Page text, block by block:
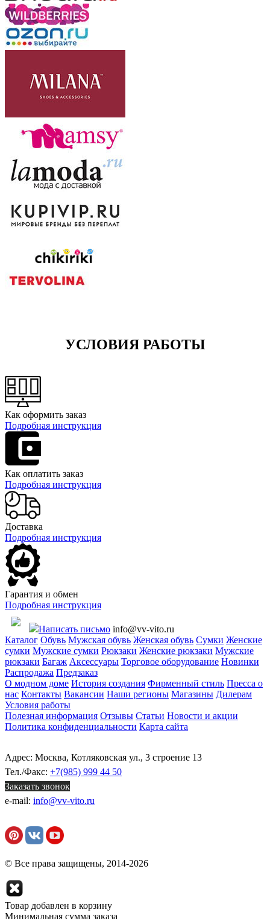
УСЛОВИЯ РАБОТЫ
Как оформить заказ
Подробная инструкция
Как оплатить заказ
Подробная инструкция
Доставка
Подробная инструкция
Гарантия и обмен
Подробная инструкция
Написать письмо info@vv-vito.ru
Каталог Обувь Мужская обувь Женская обувь Сумки Женские
сумки Мужские сумки Рюкзаки Женские рюкзаки Мужские
рюкзаки Багаж Аксессуары Торговое оборудование Новинки
Распродажа Предзаказ
О модном доме История создания Фирменный стиль Пресса о
нас Контакты Вакансии Наши регионы Магазины Дилерам
Условия работы
Полезная информация Отзывы Статьи Новости и акции
Политика конфиденциальности Карта сайта
Адрес: Москва, Котляковская ул., 3 строение 13
Тел./Факс: +7(985) 999 44 50
Заказать звонок
e-mail: info@vv-vito.ru
© Все права защищены, 2014-2026
Товар добавлен в корзину
Минимальная сумма заказа